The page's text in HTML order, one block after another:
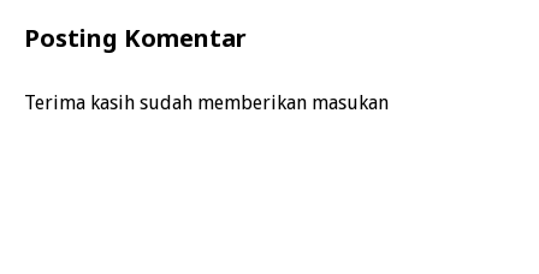
Posting Komentar
Terima kasih sudah memberikan masukan